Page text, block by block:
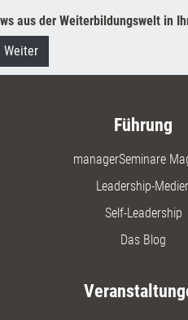
aus der Weiterbildungswelt in
Weiter
Führung
managerSeminare
Leadership-
Self-Leadership
Das Blog